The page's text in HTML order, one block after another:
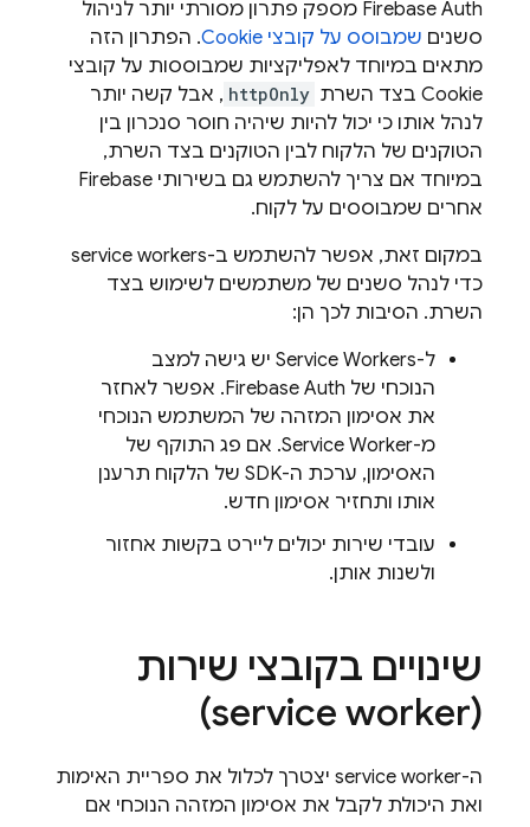
‫Firebase Auth מספק פתרון מסורתי יותר לניהול
סשנים שמבוסס על קובצי Cookie
. הפתרון הזה
מתאים במיוחד לאפליקציות שמבוססות על קובצי
Cookie בצד השרת
httpOnly , אבל קשה יותר
לנהל אותו כי יכול להיות שיהיה חוסר סנכרון בין
הטוקנים של הלקוח לבין הטוקנים בצד השרת,
במיוחד אם צריך להשתמש גם בשירותי Firebase
אחרים שמבוססים על לקוח.
במקום זאת, אפשר להשתמש ב-service workers
כדי לנהל סשנים של משתמשים לשימוש בצד
השרת. הסיבות לכך הן:
ל-Service Workers יש גישה למצב
הנוכחי של Firebase Auth. אפשר לאחזר
את אסימון המזהה של המשתמש הנוכחי
מ-Service Worker. אם פג התוקף של
האסימון, ערכת ה-SDK של הלקוח תרענן
אותו ותחזיר אסימון חדש.
עובדי שירות יכולים ליירט בקשות אחזור
ולשנות אותן.
שינויים בקובצי שירות
(service worker)
ה-service worker יצטרך לכלול את ספריית האימות
ואת היכולת לקבל את אסימון המזהה הנוכחי אם